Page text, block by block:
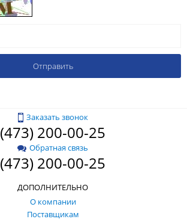
Заказать звонок
(473) 200-00-25
Обратная связь
(473) 200-00-25
ДОПОЛНИТЕЛЬНО
О компании
Поставщикам